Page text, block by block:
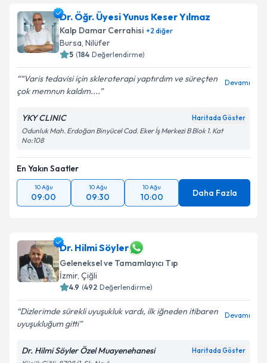
Dr. Öğr. Üyesi Yunus Keser Yılmaz
Kalp Damar Cerrahisi +2 diğer
Bursa, Nilüfer
5 (184 Değerlendirme)
“Varis tedavisi için skleroterapi yaptırdım ve süreçten
çok memnun kaldım....
Devamı
YKY CLINIC Haritada Göster
Odunluk Mah. Erdoğan Binyücel Cad. Eker İş Merkezi B Blok 1. Kat
No:108
En Yakın Saatler
10 Ağu
09:00
10 Ağu
09:30
10 Ağu
10:00 Daha Fazla
Dr. Hilmi Söyler
Geleneksel ve Tamamlayıcı Tıp
İzmir, Çiğli
4.9 (492 Değerlendirme)
Dizlerimde sürekli uyuşukluk vardı, ilk iğneden itibaren
uyuşukluğum gitti
Devamı
Dr. Hilmi Söyler Özel Muayenehanesi Haritada Göster